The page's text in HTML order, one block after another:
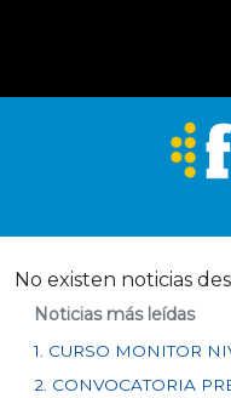
No existen noticias
Noticias más leídas
1. CURSO MONITOR
2. CONVOCATORIA